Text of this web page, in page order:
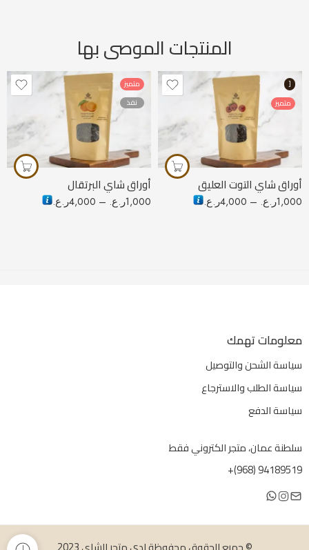
المنتجات الموصى بها
[
متميز
أوراق شاي التوت العليق
1,000ر.ع. –
4,000ر.ع.
50 جرام
250 جرام
متميز
نفذ
أوراق شاي البرتقال
1,000ر.ع. –
4,000ر.ع.
50 جرام
250 جرام
معلومات تهمك
سياسة الشحن والتوصيل
سياسة الطلب والاسترجاع
سياسة الدفع
سلطنة عمان، متجر الكتروني فقط
94189519 (968)+